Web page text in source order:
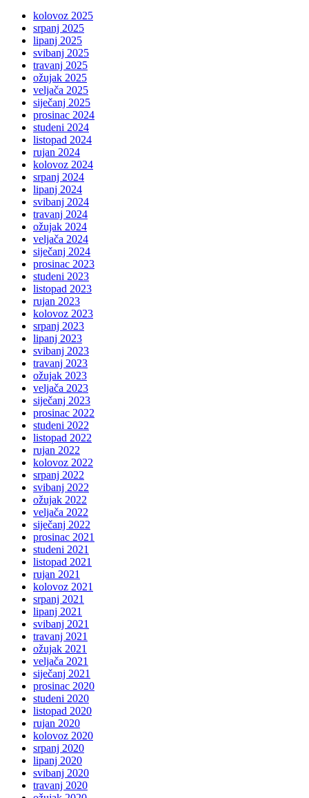
kolovoz 2025
srpanj 2025
lipanj 2025
svibanj 2025
travanj 2025
ožujak 2025
veljača 2025
siječanj 2025
prosinac 2024
studeni 2024
listopad 2024
rujan 2024
kolovoz 2024
srpanj 2024
lipanj 2024
svibanj 2024
travanj 2024
ožujak 2024
veljača 2024
siječanj 2024
prosinac 2023
studeni 2023
listopad 2023
rujan 2023
kolovoz 2023
srpanj 2023
lipanj 2023
svibanj 2023
travanj 2023
ožujak 2023
veljača 2023
siječanj 2023
prosinac 2022
studeni 2022
listopad 2022
rujan 2022
kolovoz 2022
srpanj 2022
svibanj 2022
ožujak 2022
veljača 2022
siječanj 2022
prosinac 2021
studeni 2021
listopad 2021
rujan 2021
kolovoz 2021
srpanj 2021
lipanj 2021
svibanj 2021
travanj 2021
ožujak 2021
veljača 2021
siječanj 2021
prosinac 2020
studeni 2020
listopad 2020
rujan 2020
kolovoz 2020
srpanj 2020
lipanj 2020
svibanj 2020
travanj 2020